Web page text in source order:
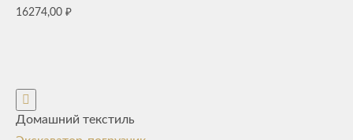
16274,00 ₽
Домашний текстиль